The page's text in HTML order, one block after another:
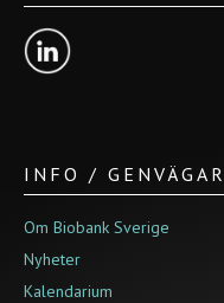
INFO / GENVÄGAR
Om Biobank Sverige
Nyheter
Kalendarium